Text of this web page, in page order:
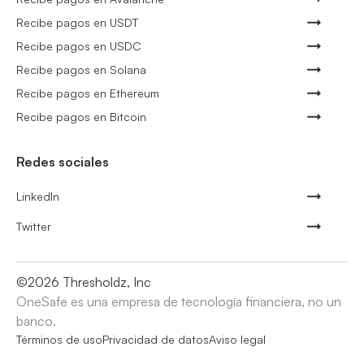
Recibe pagos en USDT
Recibe pagos en USDC
Recibe pagos en Solana
Recibe pagos en Ethereum
Recibe pagos en Bitcoin
Redes sociales
LinkedIn
Twitter
©2026 Thresholdz, Inc
OneSafe es una empresa de tecnología financiera, no un
banco.
Términos de usoPrivacidad de datosAviso legal